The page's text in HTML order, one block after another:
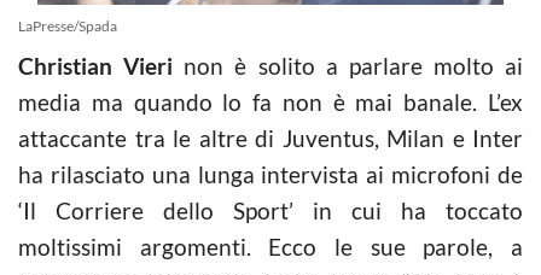
LaPresse/Spada
Christian Vieri non è solito a parlare molto ai
media ma quando lo fa non è mai banale. L’ex
attaccante tra le altre di Juventus, Milan e Inter
ha rilasciato una lunga intervista ai microfoni de
‘Il Corriere dello Sport’ in cui ha toccato
moltissimi argomenti. Ecco le sue parole, a